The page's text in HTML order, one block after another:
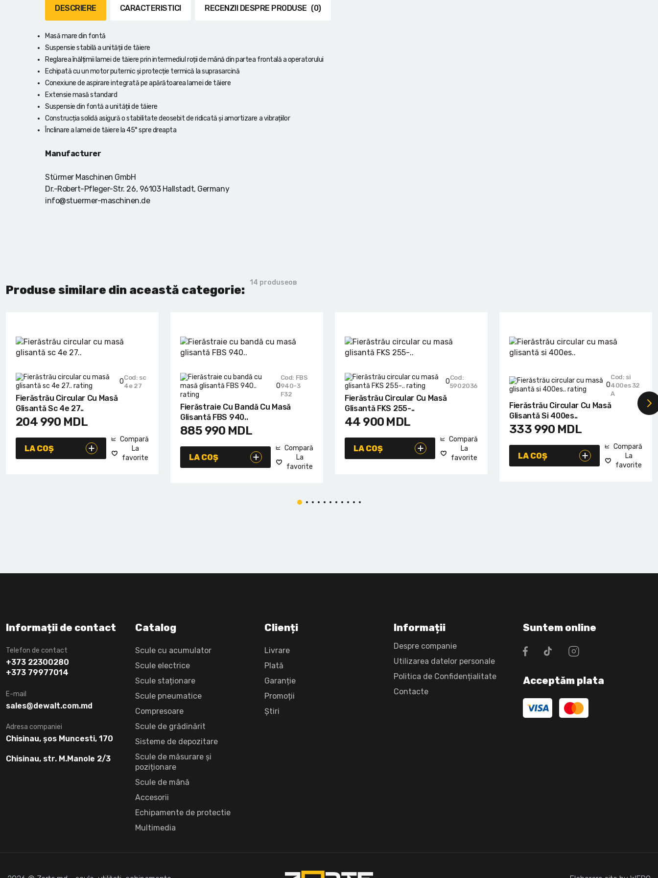
Acumulatoare si încărcătoare
Alte scule cu acumulator
DESCRIERE CARACTERISTICI RECENZII DESPRE PRODUSE (0)
Masă mare din fontă
Suspensie stabilă a unității de tăiere
Reglarea înălțimii lamei de tăiere prin intermediul roții de mână din partea frontală a operatorului
Echipată cu un motor puternic și protecție termică la suprasarcină
Conexiune de aspirare integrată pe apărătoarea lamei de tăiere
Extensie masă standard
Suspensie din fontă a unității de tăiere
Construcția solidă asigură o stabilitate deosebit de ridicată și amortizare a vibrațiilor
Înclinare a lamei de tăiere la 45° spre dreapta
Manufacturer
Stürmer Maschinen GmbH
Dr.-Robert-Pfleger-Str. 26, 96103 Hallstadt, Germany
info@stuermer-maschinen.de
Produse similare din această categorie:
14 produseов
0Cod: sc
4e 27
Fierăstrău Circular Cu Masă
Glisantă Sc 4e 27..
204 990 MDL
LA COȘ
Compară
La
favorite
0
Cod: FBS
940-3
F32
Fierăstraie Cu Bandă Cu Masă
Glisantă FBS 940..
885 990 MDL
LA COȘ
Compară
La
favorite
0Cod:
5902036
Fierăstrău Circular Cu Masă
Glisantă FKS 255-..
44 900 MDL
LA COȘ
Compară
La
favorite
0
Cod: si
400es 32
A
Fierăstrău Circular Cu Masă
Glisantă Si 400es..
333 990 MDL
LA COȘ
Compară
La
favorite
Informații de contact
Telefon de contact
+373 22300280
+373 79977014
E-mail
sales@dewalt.com.md
Adresa companiei
Chisinau, șos Muncesti, 170
Chisinau, str. M.Manole 2/3
Catalog
Scule cu acumulator
Scule electrice
Scule staționare
Scule pneumatice
Compresoare
Scule de grădinărit
Sisteme de depozitare
Scule de măsurare și
poziționare
Scule de mână
Accesorii
Echipamente de protectie
Multimedia
Clienți
Livrare
Plată
Garanție
Promoții
Știri
Informații
Despre companie
Utilizarea datelor personale
Politica de Confidențialitate
Сontacte
Suntem online
Acceptăm plata